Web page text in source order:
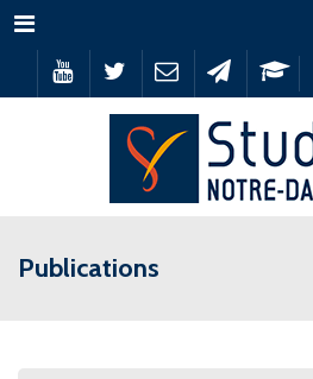
Menu
Publications